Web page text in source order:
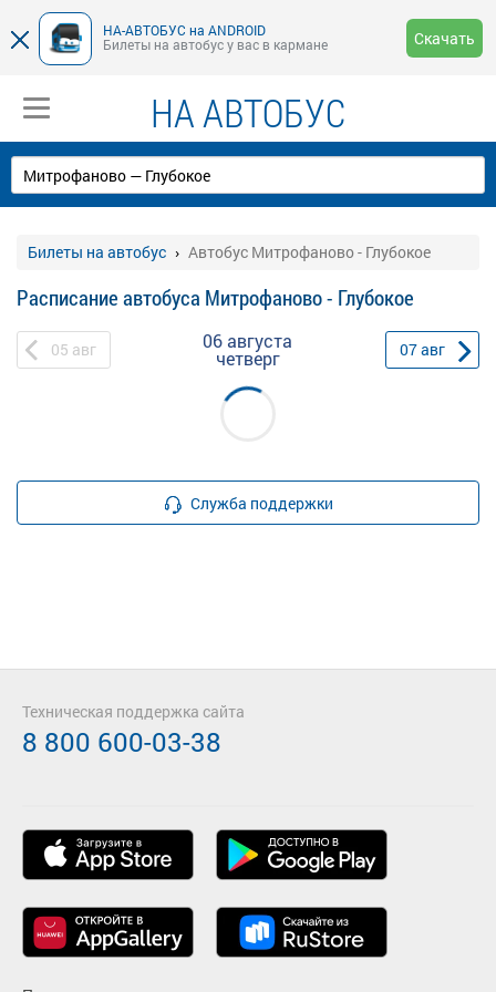
НА-АВТОБУС на ANDROID
Билеты на автобус у вас в кармане
Скачать
НА АВТОБУС
Билеты на автобус Автобус Митрофаново - Глубокое
Расписание автобуса Митрофаново - Глубокое
05 авг 06 августа
четверг 07авг
Служба поддержки
Техническая поддержка сайта
8 800 600-03-38